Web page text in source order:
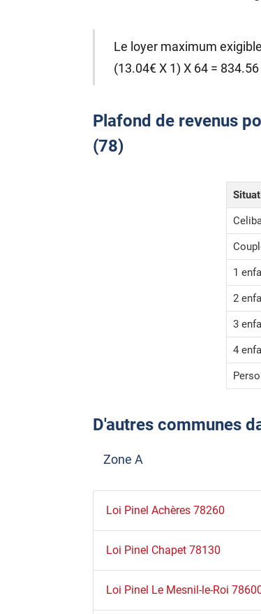
Le loyer maximum
(13.04€ X 1) X 64 =
Plafond de revenus
(78)
1
2
3
4
D'autres communes
Zone A
Loi Pinel Achères 78260
Loi Pinel Chapet 78130
Loi Pinel Le Mesnil-le-Roi